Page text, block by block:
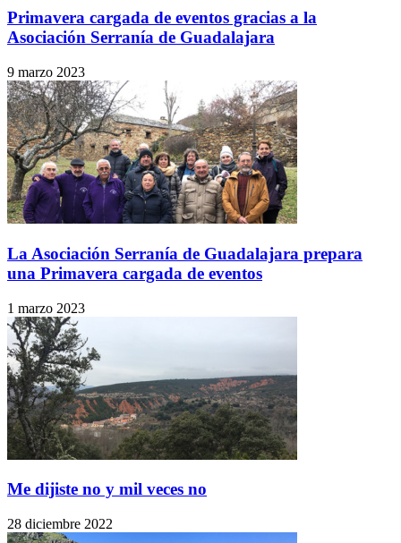
Primavera cargada de eventos gracias a la
Asociación Serranía de Guadalajara
9 marzo 2023
La Asociación Serranía de Guadalajara prepara
una Primavera cargada de eventos
1 marzo 2023
Me dijiste no y mil veces no
28 diciembre 2022